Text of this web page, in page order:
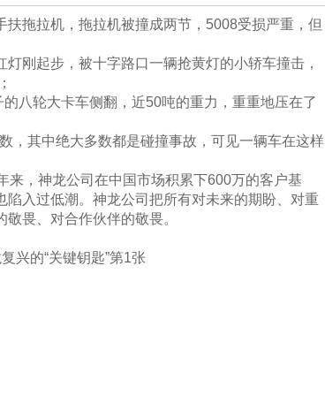
拖拉机，拖拉机被撞成两节，5008受损严重，但
刚起步，被十字路口一辆抢黄灯的小轿车撞击，
八轮大卡车侧翻，近50吨的重力，重重地压在了
，其中绝大多数都是碰撞事故，可见一辆车在这样
来，神龙公司在中国市场积累下600万的客户基
入过低潮。 神龙公司把所有对未来的期盼、对重
畏、对合作伙伴的敬畏。